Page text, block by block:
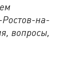
Ростов-на-
вопросы,